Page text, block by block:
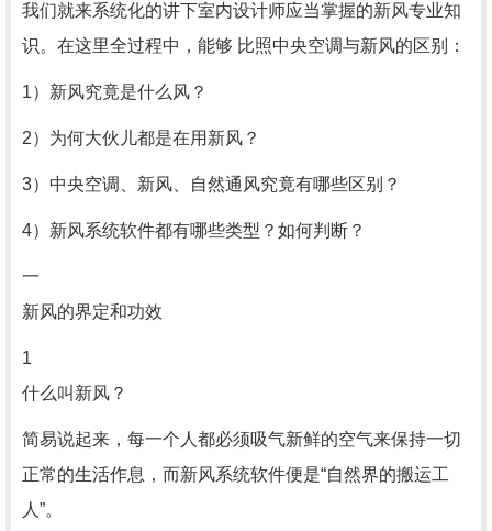
我们就来系统化的讲下室内设计师应当掌握的新风专业知
识。在这里全过程中，能够 比照中央空调与新风的区别：
1）新风究竟是什么风？
2）为何大伙儿都是在用新风？
3）中央空调、新风、自然通风究竟有哪些区别？
4）新风系统软件都有哪些类型？如何判断？
一
新风的界定和功效
1
什么叫新风？
简易说起来，每一个人都必须吸气新鲜的空气来保持一切
正常的生活作息，而新风系统软件便是“自然界的搬运工
人”。